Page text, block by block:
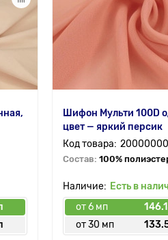
Шифон Мульти 100D
цвет — яркий персик
Состав: 100%
Есть в
от 6 мп
от 30 мп